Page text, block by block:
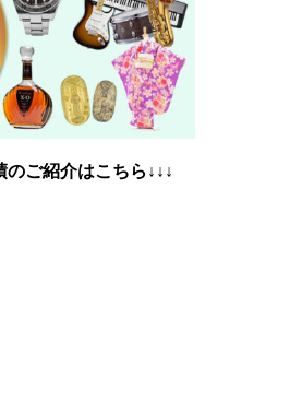
ご紹介はこちら↓↓↓